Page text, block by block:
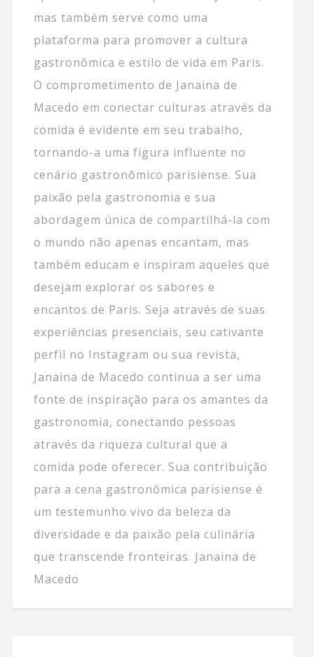
mas também serve como uma
plataforma para promover a cultura
gastronômica e estilo de vida em Paris.
O comprometimento de Janaina de
Macedo em conectar culturas através da
comida é evidente em seu trabalho,
tornando-a uma figura influente no
cenário gastronômico parisiense. Sua
paixão pela gastronomia e sua
abordagem única de compartilhá-la com
o mundo não apenas encantam, mas
também educam e inspiram aqueles que
desejam explorar os sabores e
encantos de Paris. Seja através de suas
experiências presenciais, seu cativante
perfil no Instagram ou sua revista,
Janaina de Macedo continua a ser uma
fonte de inspiração para os amantes da
gastronomia, conectando pessoas
através da riqueza cultural que a
comida pode oferecer. Sua contribuição
para a cena gastronômica parisiense é
um testemunho vivo da beleza da
diversidade e da paixão pela culinária
que transcende fronteiras. Janaina de
Macedo